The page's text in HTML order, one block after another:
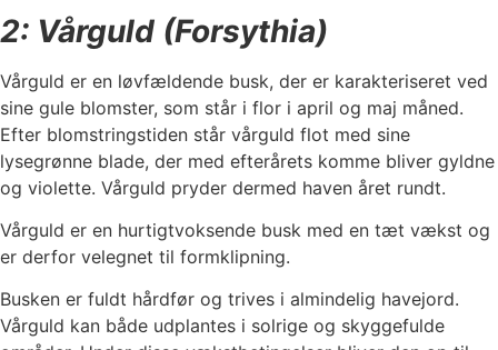
2: Vårguld (Forsythia)
Vårguld er en løvfældende busk, der er karakteriseret ved
sine gule blomster, som står i flor i april og maj måned.
Efter blomstringstiden står vårguld flot med sine
lysegrønne blade, der med efterårets komme bliver gyldne
og violette. Vårguld pryder dermed haven året rundt.
Vårguld er en hurtigtvoksende busk med en tæt vækst og
er derfor velegnet til formklipning.
Busken er fuldt hårdfør og trives i almindelig havejord.
Vårguld kan både udplantes i solrige og skyggefulde